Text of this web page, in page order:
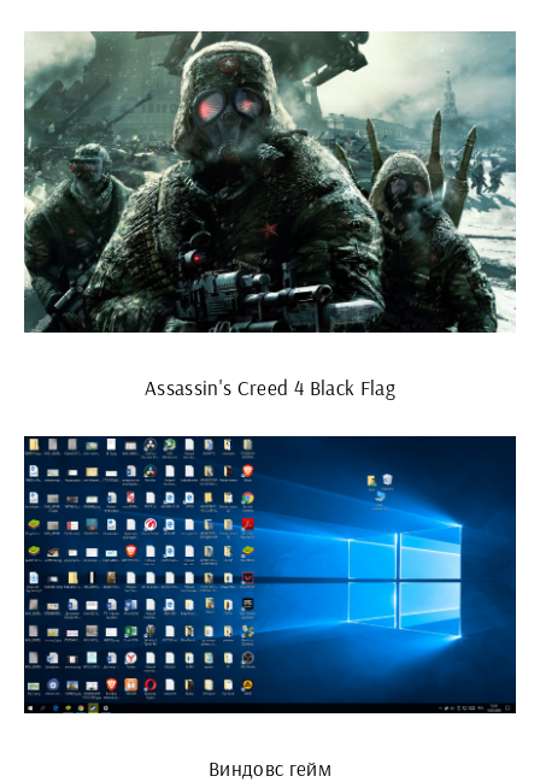
Assassin's Creed 4 Black Flag
Виндовс гейм